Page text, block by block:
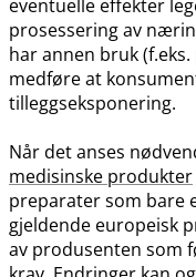
eventuelle effekter
prosessering av
har annen bruk
medføre at
tilleggseksponering.
Når det anses
medisinske produkter
preparater som bare
gjeldende europeisk
av produsenten som